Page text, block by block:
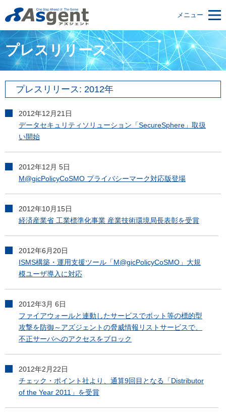
メニュー
プレスリリース
プレスリリース: 2012年
2012年12月21日
データセキュリティソリューション「SecureSphere」取扱
い開始
2012年12月 5日
M@gicPolicyCoSMO プライバシーマーク対応版登場
2012年10月15日
経済産業省 工業標準化事業 産業技術環境局長表彰を受賞
2012年6月20日
ISMS構築・運用支援ツール「M@gicPolicyCoSMO」大規
模ユーザ導入に対応
2012年3月 6日
ファイアウォールと連動したサービスでボット等の標的型
攻撃を防御～アズジェントの脅威情報リストサービスで、
不正サーバへのアクセスをブロック
2012年2月22日
チェック・ポイント社より、通算9回目となる「Distributor
of the Year 2011」を受賞